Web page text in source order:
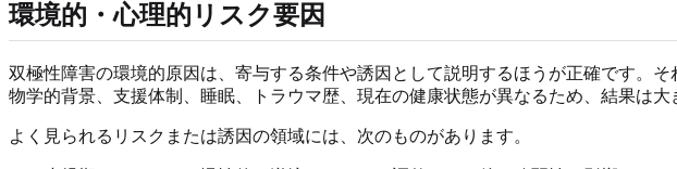
環境的・心理的リスク要因
双極性障害の環境的原因は、寄与する条件や誘因として説明するほうが正確です。
物学的背景、支援体制、睡眠、トラウマ歴、現在の健康状態が異なるため、結果は大
よく見られるリスクまたは誘因の領域には、次のものがあります。